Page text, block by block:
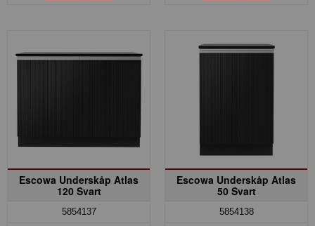
Escowa Underskåp Atlas
120 Svart
5854137
Escowa Underskåp Atlas
50 Svart
5854138